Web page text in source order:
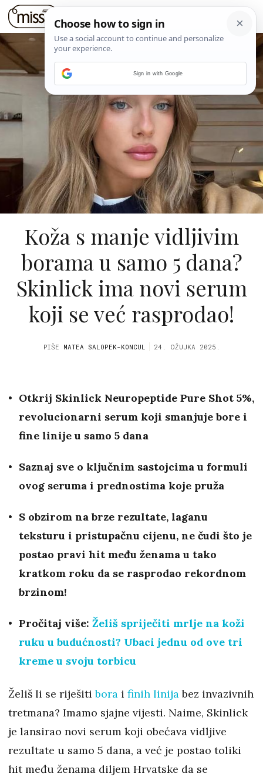
Koža s manje vidljivim
borama u samo 5 dana?
Skinlick ima novi serum
koji se već rasprodao!
PIŠE MATEA SALOPEK-KONCUL 24. OŽUJKA 2025.
Otkrij Skinlick Neuropeptide Pure Shot 5%,
revolucionarni serum koji smanjuje bore i
fine linije u samo 5 dana
Saznaj sve o ključnim sastojcima u formuli
ovog seruma i prednostima koje pruža
S obzirom na brze rezultate, laganu
teksturu i pristupačnu cijenu, ne čudi što je
postao pravi hit među ženama u tako
kratkom roku da se rasprodao rekordnom
brzinom!
Pročitaj više: Želiš spriječiti mrlje na koži
ruku u budućnosti? Ubaci jednu od ove tri
kreme u svoju torbicu
Želiš li se riješitibora i finih linijabez invazivnih
tretmana? Imamo sjajne vijesti. Naime, Skinlick
je lansirao novi serum koji obećava vidljive
rezultate u samo 5 dana, a već je postao toliki
hit među ženama diljem Hrvatske da se
Sign in with Google